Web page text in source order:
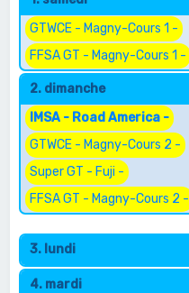
GTWCE - Magny-Cours 1 -
FFSA GT - Magny-Cours 1 -
2. dimanche
IMSA - Road America -
GTWCE - Magny-Cours 2 -
Super GT - Fuji -
FFSA GT - Magny-Cours 2 -
3. lundi
4. mardi